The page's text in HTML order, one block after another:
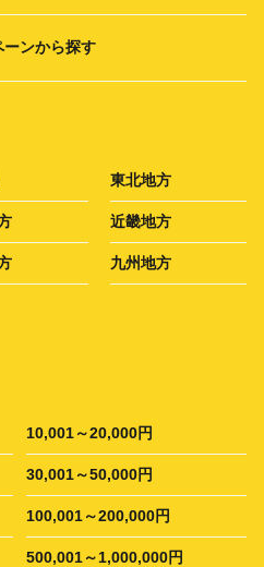
ンから探す
東北地方
近畿地方
九州地方
10,001～20,000円
30,001～50,000円
100,001～200,000円
500,001～1,000,000円